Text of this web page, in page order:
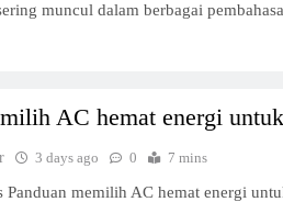
muncul dalam berbagai
AC hemat energi
3 days ago 0 7 mins
Panduan memilih AC hemat energi